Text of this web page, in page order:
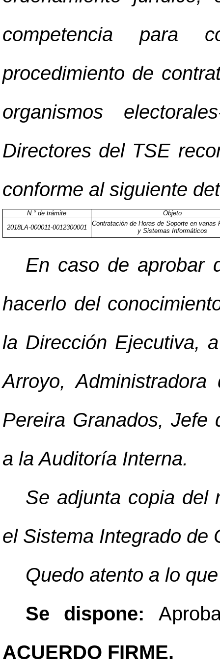
competencia para
procedimiento de
organismos
Directores del TSE
conforme al siguiente
N.° de trámite
Objeto
2018LA-000011-0012300001
Contratación de Horas de Soporte en varias
y Sistemas Informáticos
En caso de aprobar
hacerlo del
la Dirección Ejecutiva,
Arroyo,
Pereira Granados, Jefe
a la Auditoría Interna.
Se adjunta copia del
el Sistema Integrado de
Quedo atento a lo
Se dispone:
ACUERDO FIRME.